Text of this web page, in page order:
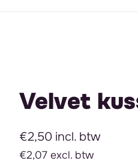
Velvet
€2,50 incl. btw
€2,07 excl. btw